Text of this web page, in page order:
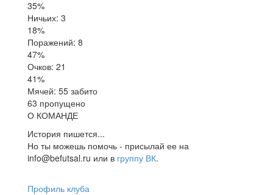
35%
Ничьих: 3
18%
Поражений: 8
47%
Очков: 21
41%
Мячей: 55 забито
63 пропущено
О КОМАНДЕ
История пишется...
Но ты можешь помочь - присылай ее на
info@befutsal.ru или в группу ВК.
Профиль клуба